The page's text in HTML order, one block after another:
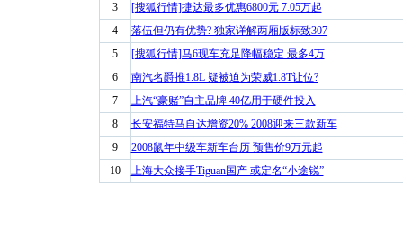
3
[搜狐行情]捷达最多优惠6800元 7.05万起
4
落伍但仍有优势? 独家详解两厢版标致307
5
[搜狐行情]马6现车充足降幅稳定 最多4万
6
南汽名爵推1.8L 疑被迫为荣威1.8T让位?
7
上汽“豪赌”自主品牌 40亿用于硬件投入
8
长安福特马自达增资20% 2008迎来三款新车
9
2008鼠年中级车新车台历 预售价9万元起
10
上海大众接手Tiguan国产 或定名“小途锐”